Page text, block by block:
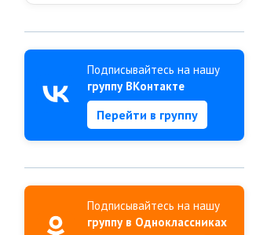
Подписывайтесь на нашу
группу ВКонтакте
Перейти в группу
Подписывайтесь на нашу
группу в Одноклассниках